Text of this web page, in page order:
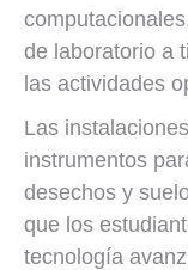
de laboratorio a
las actividades
Las
instrumentos
desechos y
que los
tecnología